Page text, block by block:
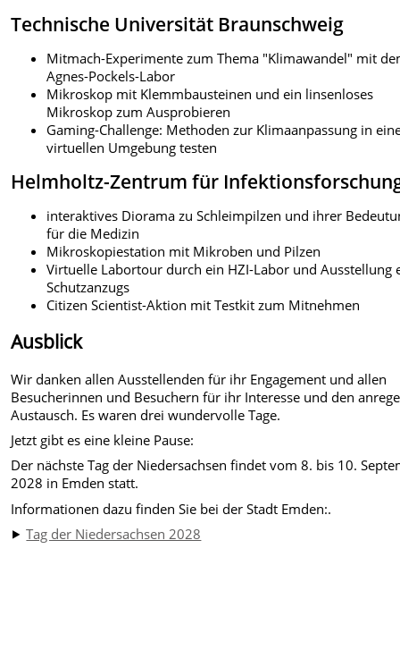
Technische Universität Braunschweig
Mitmach-Experimente zum Thema "Klimawandel" mit
Agnes-Pockels-Labor
Mikroskop mit Klemmbausteinen und ein linsenloses
Mikroskop zum Ausprobieren
Gaming-Challenge: Methoden zur Klimaanpassung in
virtuellen Umgebung testen
Helmholtz-Zentrum für
interaktives Diorama zu Schleimpilzen und ihrer
für die Medizin
Mikroskopiestation mit Mikroben und Pilzen
Virtuelle Labortour durch ein HZI-Labor und Ausstellung
Schutzanzugs
Citizen Scientist-Aktion mit Testkit zum Mitnehmen
Ausblick
Wir danken allen Ausstellenden für ihr Engagement und allen
Besucherinnen und Besuchern für ihr Interesse und den
Austausch. Es waren drei wundervolle Tage.
Jetzt gibt es eine kleine Pause:
Der nächste Tag der Niedersachsen findet vom 8. bis 10.
2028 in Emden statt.
Informationen dazu finden Sie bei der Stadt Emden:.
⯈Tag der Niedersachsen 2028